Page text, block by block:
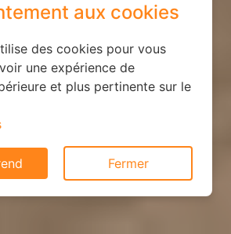
aux cookies
des cookies pour vous
une expérience de
et plus pertinente sur le
Fermer